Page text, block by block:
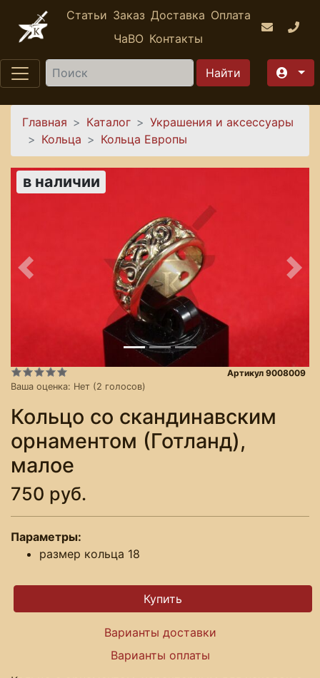
Перейти к основному содержанию
Статьи Заказ Доставка Оплата
ЧаВО Контакты
Найти
Вы здесь
Главная Каталог
Украшения и аксессуары
Кольца
Кольца Европы
в наличии
Предыдущее
Ваша оценка: Нет (2 голосов)
Артикул 9008009
Кольцо со скандинавским
орнаментом (Готланд),
малое
750 руб.
Параметры:
размер кольца 18
Варианты доставки
Варианты оплаты